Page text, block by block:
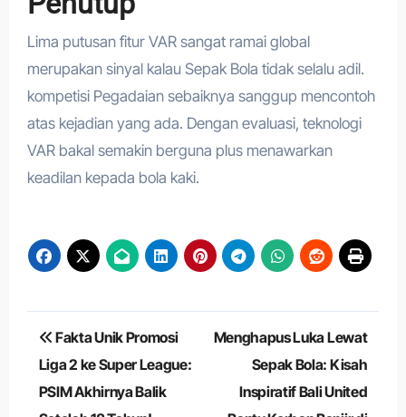
Lima putusan fitur VAR sangat ramai global
merupakan sinyal kalau Sepak Bola tidak selalu adil.
kompetisi Pegadaian sebaiknya sanggup mencontoh
atas kejadian yang ada. Dengan evaluasi, teknologi
VAR bakal semakin berguna plus menawarkan
keadilan kepada bola kaki.
Navigasi
pos
Fakta Unik Promosi
Liga 2 ke Super League:
PSIM Akhirnya Balik
Menghapus Luka Lewat
Sepak Bola: Kisah
Inspiratif Bali United